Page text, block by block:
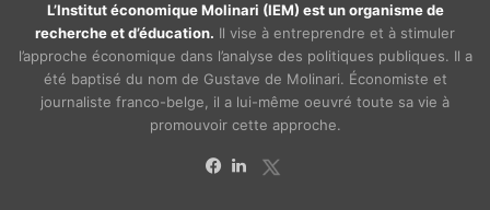
L’Institut économique Molinari (IEM) est un organisme de
recherche et d’éducation. Il vise à entreprendre et à stimuler
l’approche économique dans l’analyse des politiques publiques. Il a
été baptisé du nom de Gustave de Molinari. Économiste et
journaliste franco-belge, il a lui-même oeuvré toute sa vie à
promouvoir cette approche.